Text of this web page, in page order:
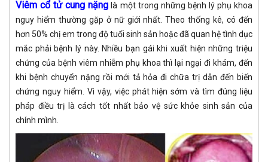
Viêm cổ tử cung nặng là một trong những bệnh lý phụ khoa
nguy hiểm thường gặp ở nữ giới nhất. Theo thống kê, có đến
hơn 50% chị em trong độ tuổi sinh sản hoặc đã quan hệ tình dục
mắc phải bệnh lý này. Nhiều bạn gái khi xuất hiện những triệu
chứng của bệnh viêm nhiễm phụ khoa thì lại ngại đi khám, đến
khi bệnh chuyển nặng rồi mới tả hỏa đi chữa trị dẫn đến biến
chứng nguy hiểm. Vì vậy, việc phát hiện sớm và tìm đúng liệu
pháp điều trị là cách tốt nhất bảo vệ sức khỏe sinh sản của
chính mình.